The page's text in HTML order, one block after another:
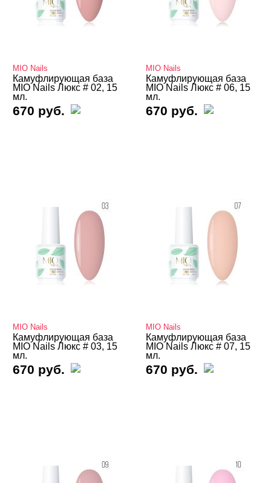
Кошачий глаз NOGTIKA
Твердые кремовые гель-лаки
Термо THERMO
Гель-лаки FOXY
Гель-лаки GLOBAL FASHION
Гель-лаки Holy Molly
Гель-лаки REVOL
Гель-лаки SOTA
Гель-лаки Опция
MIO Nails
Камуфлирующая база
MIO Nails Люкс # 02, 15
мл.
670 руб.
MIO Nails
Камуфлирующая база
MIO Nails Люкс # 06, 15
мл.
670 руб.
MIO Nails
Камуфлирующая база
MIO Nails Люкс # 03, 15
мл.
670 руб.
MIO Nails
Камуфлирующая база
MIO Nails Люкс # 07, 15
мл.
670 руб.